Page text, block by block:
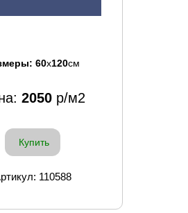
60x120см
2050 р/м2
Купить
110588